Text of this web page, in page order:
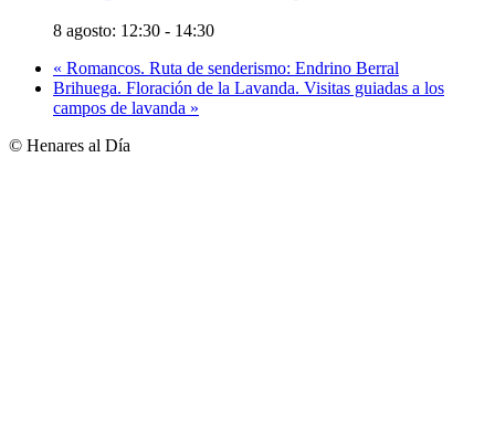
8 agosto: 12:30 - 14:30
« Romancos. Ruta de senderismo: Endrino Berral
Brihuega. Floración de la Lavanda. Visitas guiadas a los
campos de lavanda »
© Henares al Día